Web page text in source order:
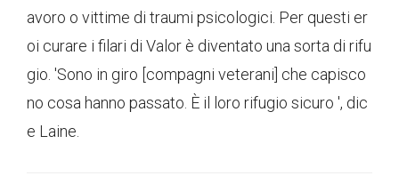
avoro o vittime di traumi psicologici. Per questi er
oi curare i filari di Valor è diventato una sorta di rifu
gio. 'Sono in giro [compagni veterani] che capisco
no cosa hanno passato. È il loro rifugio sicuro ', dic
e Laine.